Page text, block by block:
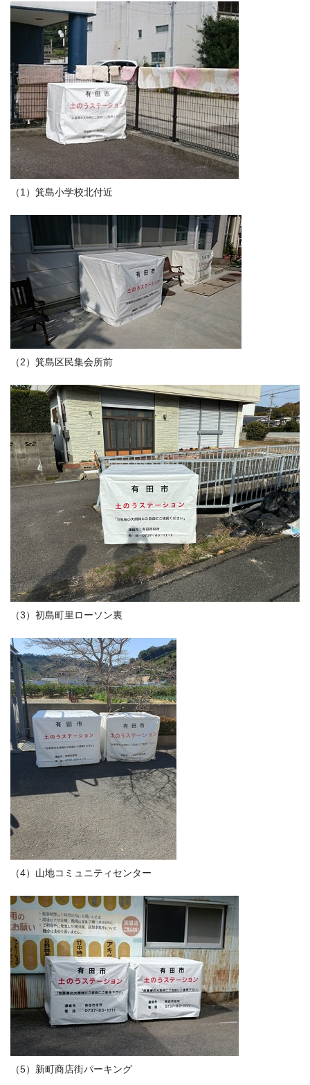
（1）箕島小学校北付近
（2）箕島区民集会所前
（3）初島町里ローソン裏
（4）山地コミュニティセンター
（5）新町商店街パーキング